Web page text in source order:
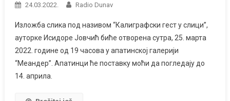
24.03.2022. Radio Dunav
Изложба слика под називом “Калиграфски гест у слици”,
ауторке Исидоре Јовчић биће отворена сутра, 25. марта
2022. године од 19 часова у апатинској галерији
“Меандер”. Апатинци ће поставку моћи да погледају до
14. априла.